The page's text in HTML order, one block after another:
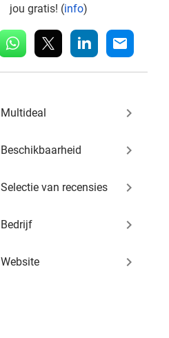
jou gratis! (info)
whatsapp linkedin mail
Multideal keyboard_arrow_right
Beschikbaarheid keyboard_arrow_right
Selectie van recensies keyboard_arrow_right
Bedrijf keyboard_arrow_right
Website keyboard_arrow_right